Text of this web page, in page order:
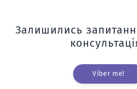
Залишились
Viber me!